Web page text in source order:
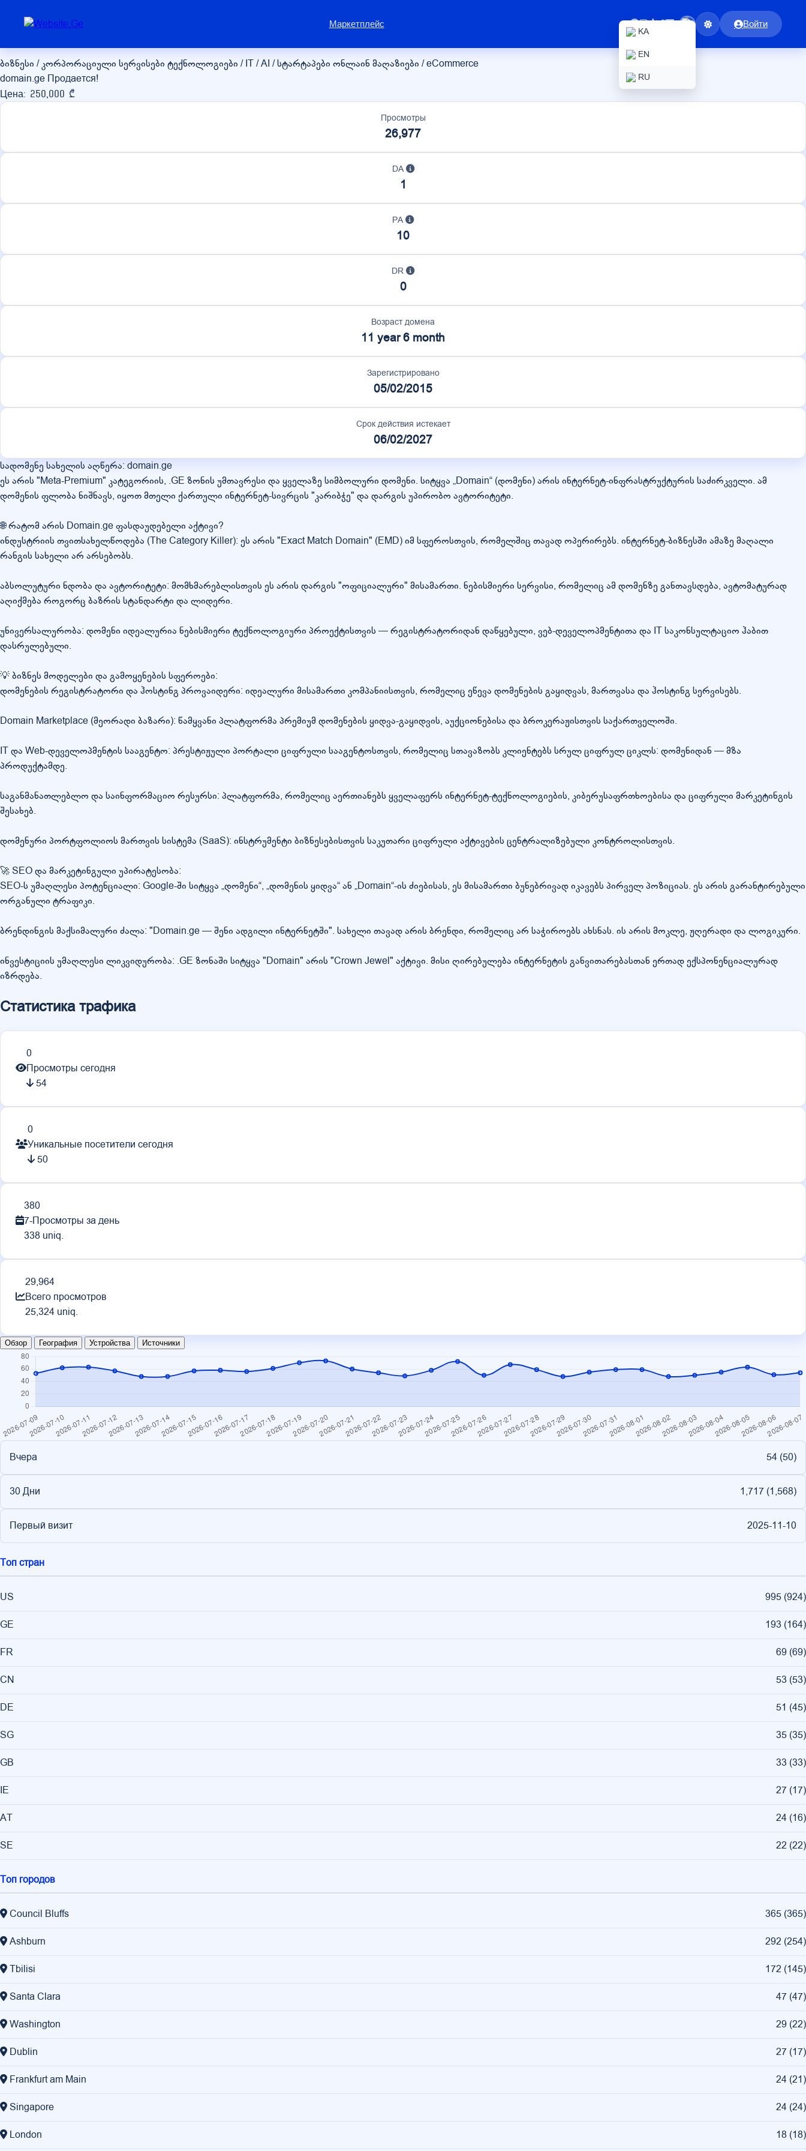
Маркетплейс
KA
EN
RU
Войти
domain.ge
ბიზნესი / კორპორაციული სერვისები ტექნოლოგიები / IT / AI / სტარტაპები ონლაინ მაღაზიები / eCommerce
domain.ge Продается!
Цена: 250,000 ₾
Просмотры
26,977
DA
1
PA
10
DR
0
Возраст домена
11 year 6 month
Зарегистрировано
05/02/2015
Срок действия истекает
06/02/2027
სადომენე სახელის აღწერა: domain.ge
ეს არის "Meta-Premium" კატეგორიის, .GE ზონის უმთავრესი და ყველაზე სიმბოლური დომენი. სიტყვა „Domain“ (დომენი) არის ინტერნეტ-ინფრასტრუქტურის საძირკველი. ამ
დომენის ფლობა ნიშნავს, იყოთ მთელი ქართული ინტერნეტ-სივრცის "კარიბჭე" და დარგის უპირობო ავტორიტეტი.
🌐 რატომ არის Domain.ge ფასდაუდებელი აქტივი?
ინდუსტრიის თვითსახელწოდება (The Category Killer): ეს არის "Exact Match Domain" (EMD) იმ სფეროსთვის, რომელშიც თავად ოპერირებს. ინტერნეტ-ბიზნესში ამაზე მაღალი
რანგის სახელი არ არსებობს.
აბსოლუტური ნდობა და ავტორიტეტი: მომხმარებლისთვის ეს არის დარგის "ოფიციალური" მისამართი. ნებისმიერი სერვისი, რომელიც ამ დომენზე განთავსდება, ავტომატურად
აღიქმება როგორც ბაზრის სტანდარტი და ლიდერი.
უნივერსალურობა: დომენი იდეალურია ნებისმიერი ტექნოლოგიური პროექტისთვის — რეგისტრატორიდან დაწყებული, ვებ-დეველოპმენტითა და IT საკონსულტაციო ჰაბით
დასრულებული.
💡 ბიზნეს მოდელები და გამოყენების სფეროები:
დომენების რეგისტრატორი და ჰოსტინგ პროვაიდერი: იდეალური მისამართი კომპანიისთვის, რომელიც ეწევა დომენების გაყიდვას, მართვასა და ჰოსტინგ სერვისებს.
Domain Marketplace (მეორადი ბაზარი): წამყვანი პლატფორმა პრემიუმ დომენების ყიდვა-გაყიდვის, აუქციონებისა და ბროკერაჟისთვის საქართველოში.
IT და Web-დეველოპმენტის სააგენტო: პრესტიჟული პორტალი ციფრული სააგენტოსთვის, რომელიც სთავაზობს კლიენტებს სრულ ციფრულ ციკლს: დომენიდან — მზა
პროდუქტამდე.
საგანმანათლებლო და საინფორმაციო რესურსი: პლატფორმა, რომელიც აერთიანებს ყველაფერს ინტერნეტ-ტექნოლოგიების, კიბერუსაფრთხოებისა და ციფრული მარკეტინგის
შესახებ.
დომენური პორტფოლიოს მართვის სისტემა (SaaS): ინსტრუმენტი ბიზნესებისთვის საკუთარი ციფრული აქტივების ცენტრალიზებული კონტროლისთვის.
🚀 SEO და მარკეტინგული უპირატესობა:
SEO-ს უმაღლესი პოტენციალი: Google-ში სიტყვა „დომენი“, „დომენის ყიდვა“ ან „Domain“-ის ძიებისას, ეს მისამართი ბუნებრივად იკავებს პირველ პოზიციას. ეს არის გარანტირებული
ორგანული ტრაფიკი.
ბრენდინგის მაქსიმალური ძალა: "Domain.ge — შენი ადგილი ინტერნეტში". სახელი თავად არის ბრენდი, რომელიც არ საჭიროებს ახსნას. ის არის მოკლე, ჟღერადი და ლოგიკური.
ინვესტიციის უმაღლესი ლიკვიდურობა: .GE ზონაში სიტყვა "Domain" არის "Crown Jewel" აქტივი. მისი ღირებულება ინტერნეტის განვითარებასთან ერთად ექსპონენციალურად
იზრდება.
Статистика трафика
0
Просмотры сегодня
54
0
Уникальные посетители сегодня
50
380
7-Просмотры за день
338 uniq.
29,964
Всего просмотров
25,324 uniq.
Обзор География Устройства Источники
Вчера 54 (50)
30 Дни 1,717 (1,568)
Первый визит 2025-11-10
Топ стран
US 995 (924)
GE 193 (164)
FR 69 (69)
CN 53 (53)
DE 51 (45)
SG 35 (35)
GB 33 (33)
IE 27 (17)
AT 24 (16)
SE 22 (22)
Топ городов
Council Bluffs 365 (365)
Ashburn 292 (254)
Tbilisi 172 (145)
Santa Clara 47 (47)
Washington 29 (22)
Dublin 27 (17)
Frankfurt am Main 24 (21)
Singapore 24 (24)
London 18 (18)